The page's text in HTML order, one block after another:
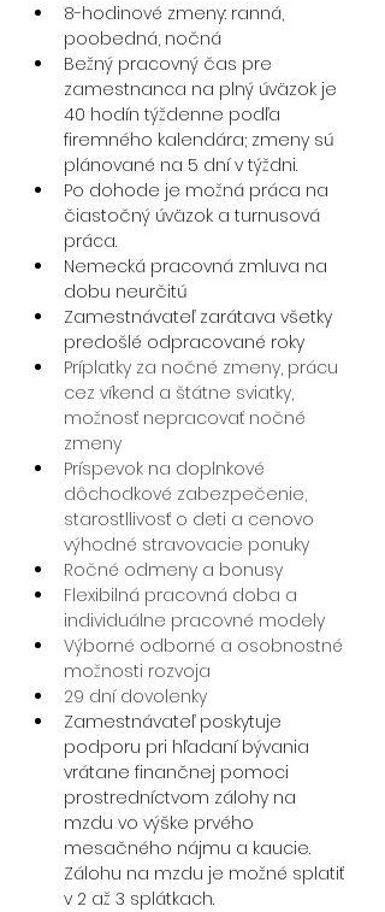
8-hodinové zmeny: ranná,
poobedná, nočná
Bežný pracovný čas pre
zamestnanca na plný úväzok je
40 hodín týždenne podľa
firemného kalendára; zmeny sú
plánované na 5 dní v týždni.
Po dohode je možná práca na
čiastočný úväzok a turnusová
práca.
Nemecká pracovná zmluva na
dobu neurčitú
Zamestnávateľ zarátava všetky
predošlé odpracované roky
Príplatky za nočné zmeny, prácu
cez víkend a štátne sviatky,
možnosť nepracovať nočné
zmeny
Príspevok na doplnkové
dôchodkové zabezpečenie,
starostllivosť o deti a cenovo
výhodné stravovacie ponuky
Ročné odmeny a bonusy
Flexibilná pracovná doba a
individuálne pracovné modely
Výborné odborné a osobnostné
možnosti rozvoja
29 dní dovolenky
Zamestnávateľ poskytuje
podporu pri hľadaní bývania
vrátane finančnej pomoci
prostredníctvom zálohy na
mzdu vo výške prvého
mesačného nájmu a kaucie.
Zálohu na mzdu je možné splatiť
v 2 až 3 splátkach.